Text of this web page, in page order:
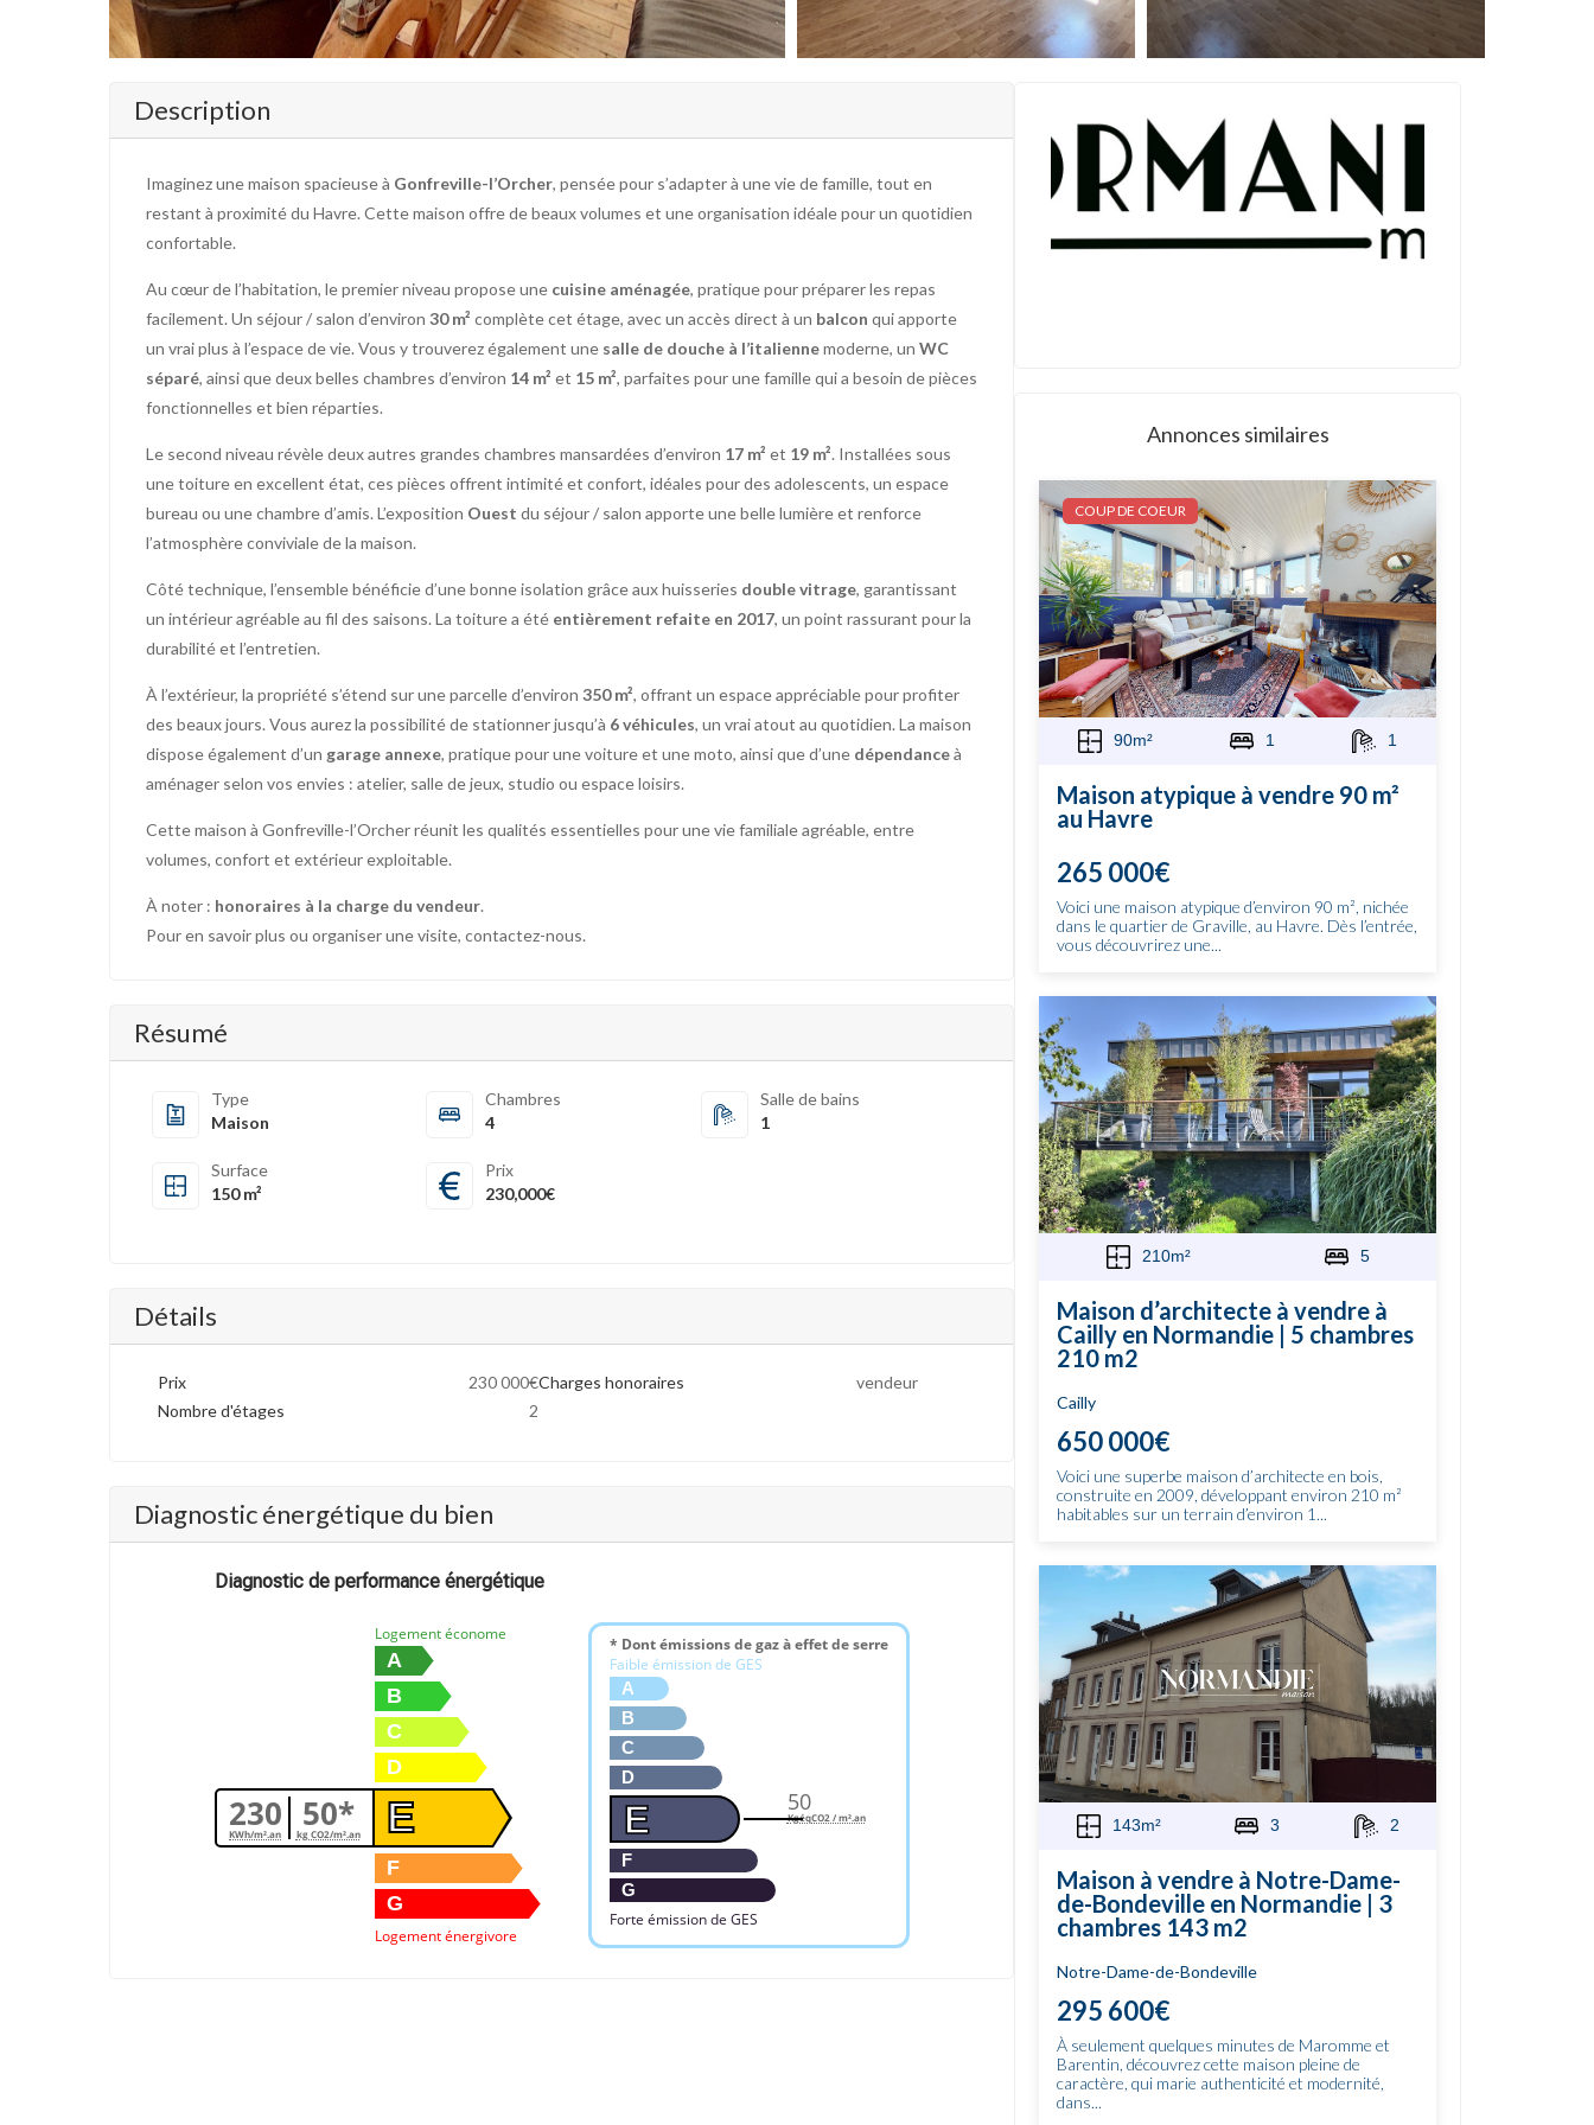
Description
Imaginez une maison spacieuse à Gonfreville-l’Orcher, pensée pour s’adapter à une vie de famille, tout en
restant à proximité du Havre. Cette maison offre de beaux volumes et une organisation idéale pour un quotidien
confortable.
Au cœur de l’habitation, le premier niveau propose une cuisine aménagée, pratique pour préparer les repas
facilement. Un séjour / salon d’environ 30 m² complète cet étage, avec un accès direct à un balcon qui apporte
un vrai plus à l’espace de vie. Vous y trouverez également une salle de douche à l’italiennemoderne, un WC
séparé, ainsi que deux belles chambres d’environ 14 m² et 15 m², parfaites pour une famille qui a besoin de pièces
fonctionnelles et bien réparties.
Le second niveau révèle deux autres grandes chambres mansardées d’environ 17 m² et 19 m². Installées sous
une toiture en excellent état, ces pièces offrent intimité et confort, idéales pour des adolescents, un espace
bureau ou une chambre d’amis. L’exposition Ouest du séjour / salon apporte une belle lumière et renforce
l’atmosphère conviviale de la maison.
Côté technique, l’ensemble bénéficie d’une bonne isolation grâce aux huisseries double vitrage, garantissant
un intérieur agréable au fil des saisons. La toiture a été entièrement refaite en 2017, un point rassurant pour la
durabilité et l’entretien.
À l’extérieur, la propriété s’étend sur une parcelle d’environ 350 m², offrant un espace appréciable pour profiter
des beaux jours. Vous aurez la possibilité de stationner jusqu’à 6 véhicules, un vrai atout au quotidien. La maison
dispose également d’un garage annexe, pratique pour une voiture et une moto, ainsi que d’une dépendanceà
aménager selon vos envies : atelier, salle de jeux, studio ou espace loisirs.
Cette maison à Gonfreville-l’Orcher réunit les qualités essentielles pour une vie familiale agréable, entre
volumes, confort et extérieur exploitable.
À noter : honoraires à la charge du vendeur.
Pour en savoir plus ou organiser une visite, contactez-nous.
Résumé
Type
Maison
Chambres
4
Salle de bains
1
Surface
150 m²
Prix
230,000€
Détails
Prix 230 000€Charges honoraires
vendeur
Nombre d'étages
2
Diagnostic énergétique du bien
Diagnostic de performance énergétique
230
KWh/m².an 50*
kg CO2/m².an
Logement économe
A
B
C
D
E
F
G
Logement énergivore
* Dont émissions de gaz à effet de serre
Faible émission de GES
A
B
C
D
E
F
G
Forte émission de GES
50
KgéqCO2 / m².an
Annonces similaires
COUP DE COEUR
90m² 1 1
Maison atypique à vendre 90 m²
au Havre
265 000€
Voici une maison atypique d’environ 90 m², nichée
dans le quartier de Graville, au Havre. Dès l’entrée,
vous découvrirez une...
210m² 5
Maison d’architecte à vendre à
Cailly en Normandie | 5 chambres
210 m2
Cailly
650 000€
Voici une superbe maison d’architecte en bois,
construite en 2009, développant environ 210 m²
habitables sur un terrain d’environ 1...
143m² 3 2
Maison à vendre à Notre-Dame-
de-Bondeville en Normandie | 3
chambres 143 m2
Notre-Dame-de-Bondeville
295 600€
À seulement quelques minutes de Maromme et
Barentin, découvrez cette maison pleine de
caractère, qui marie authenticité et modernité,
dans...